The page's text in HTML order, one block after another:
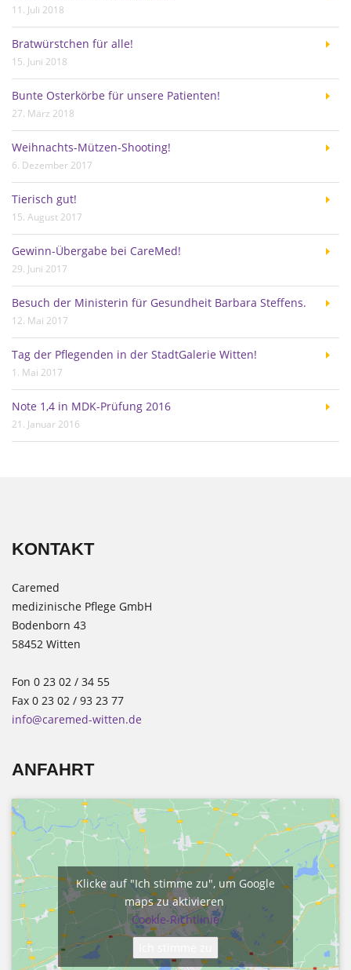
11. Juli 2018
Bratwürstchen für alle!
15. Juni 2018
Bunte Osterkörbe für unsere Patienten!
27. März 2018
Weihnachts-Mützen-Shooting!
6. Dezember 2017
Tierisch gut!
15. August 2017
Gewinn-Übergabe bei CareMed!
29. Juni 2017
Besuch der Ministerin für Gesundheit Barbara Steffens.
12. Mai 2017
Tag der Pflegenden in der StadtGalerie Witten!
1. Mai 2017
Note 1,4 in MDK-Prüfung 2016
21. Januar 2016
KONTAKT
Caremed
medizinische Pflege GmbH
Bodenborn 43
58452 Witten
Fon 0 23 02 / 34 55
Fax 0 23 02 / 93 23 77
info@caremed-witten.de
ANFAHRT
Klicke auf "Ich stimme zu", um Google
maps zu aktivieren
Cookie-Richtlinie